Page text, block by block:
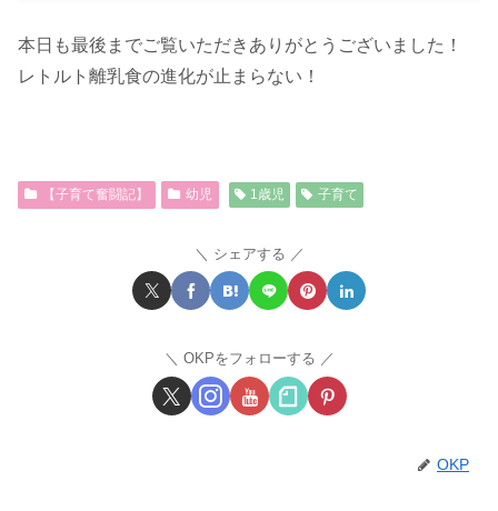
本日も最後までご覧いただきありがとうございました！
レトルト離乳食の進化が止まらない！
【子育て奮闘記】 幼児 1歳児 子育て
シェアする
OKPをフォローする
OKP